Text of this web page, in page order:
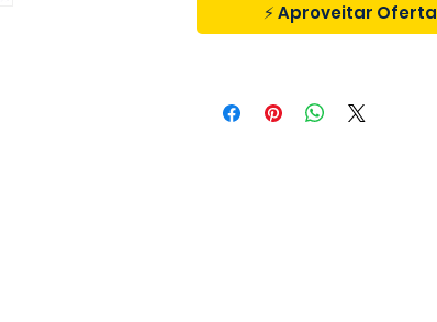
⚡ Aproveitar Oferta